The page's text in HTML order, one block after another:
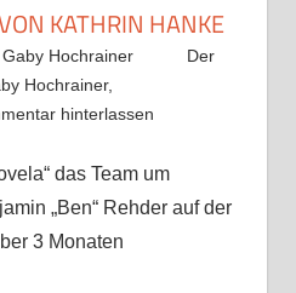
KATHRIN HANKE
Gaby Hochrainer
Der
Hochrainer,
hinterlassen
das Team um
„Ben“ Rehder auf der
3 Monaten